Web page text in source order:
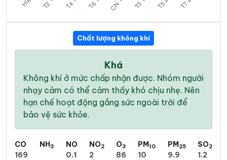
Chất lượng không khí
Khá
Không khí ở mức chấp nhận được. Nhóm người
nhạy cảm có thể cảm thấy khó chịu nhẹ. Nên
hạn chế hoạt động gắng sức ngoài trời để
bảo vệ sức khỏe.
CO
169
NH3
NO
0.1
NO2
2
O3
86
PM10
10
PM25
9.9
SO2
1.2